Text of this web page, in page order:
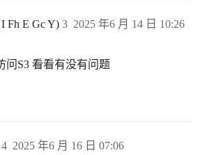
Fh E Gc Y) 2025 年6 月 14 日 10:26
3
问S3 看看有没有问题
2025 年6 月 16 日 07:06
4